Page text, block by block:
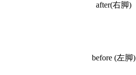
after(右脚)
before (左脚)